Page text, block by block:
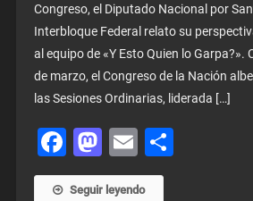
Congreso, el Diputado Nacional por
Interbloque Federal relato su
al equipo de «Y Esto Quien lo Garpa?».
de marzo, el Congreso de la Nación
las Sesiones Ordinarias, liderada […]
Facebook
Mastodon
Email
Seguir leyendo